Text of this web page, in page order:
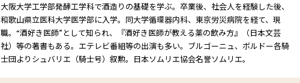
大阪大学工学部発酵工学科で酒造りの基礎を学ぶ。卒業後、社会人を経験した後、
和歌山県立医科大学医学部に入学。同大学循環器内科、東京労災病院を経て、現
職。“酒好き医師”として知られ、『酒好き医師が教える薬の飲み方』（日本文芸
社）等の著書もある。エテレビ番組等の出演も多い。ブルゴーニュ、ボルドー各騎
士団よりシュバリエ（騎士号）叙勲。日本ソムリエ協会名誉ソムリエ。